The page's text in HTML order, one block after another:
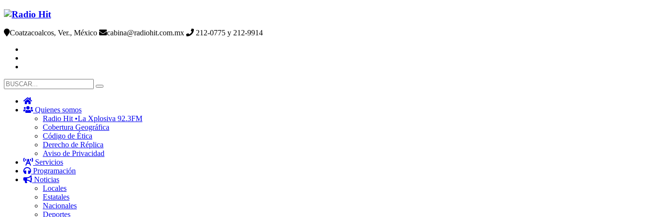
Coatzacoalcos, Ver., México cabina@radiohit.com.mx 212-0775 y 212-9914
Quienes somos
Radio Hit •La Xplosiva 92.3FM
Cobertura Geográfica
Código de Ética
Derecho de Réplica
Aviso de Privacidad
Servicios
Programación
Noticias
Locales
Estatales
Nacionales
Deportes